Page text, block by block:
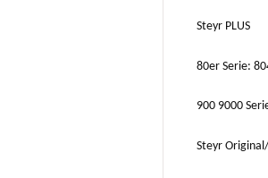
Steyr PLUS
80er Serie:
900 9000
Steyr